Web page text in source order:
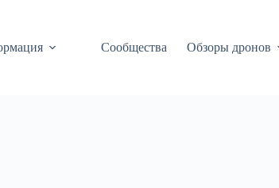
Сообщества Обзоры дронов